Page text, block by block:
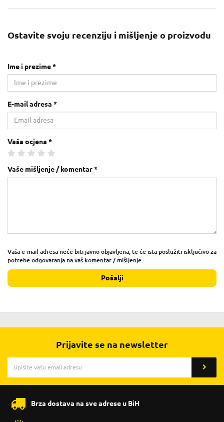
Ostavite svoju recenziju i mišljenje o proizvodu
Ime i prezime *
E-mail adresa *
Vaša ocjena *
Vaše mišljenje / komentar *
Vaša e-mail adresa neće biti javno objavljena, te će ista poslužiti isključivo za
potrebe odgovaranja na vaš komentar / mišljenje.
Pošalji
Prijavite se na newsletter
Brza dostava na sve adrese u BiH